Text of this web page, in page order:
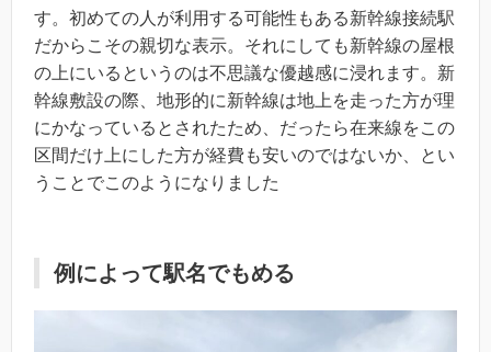
す。初めての人が利用する可能性もある新幹線接続駅
だからこその親切な表示。それにしても新幹線の屋根
の上にいるというのは不思議な優越感に浸れます。新
幹線敷設の際、地形的に新幹線は地上を走った方が理
にかなっているとされたため、だったら在来線をこの
区間だけ上にした方が経費も安いのではないか、とい
うことでこのようになりました
例によって駅名でもめる